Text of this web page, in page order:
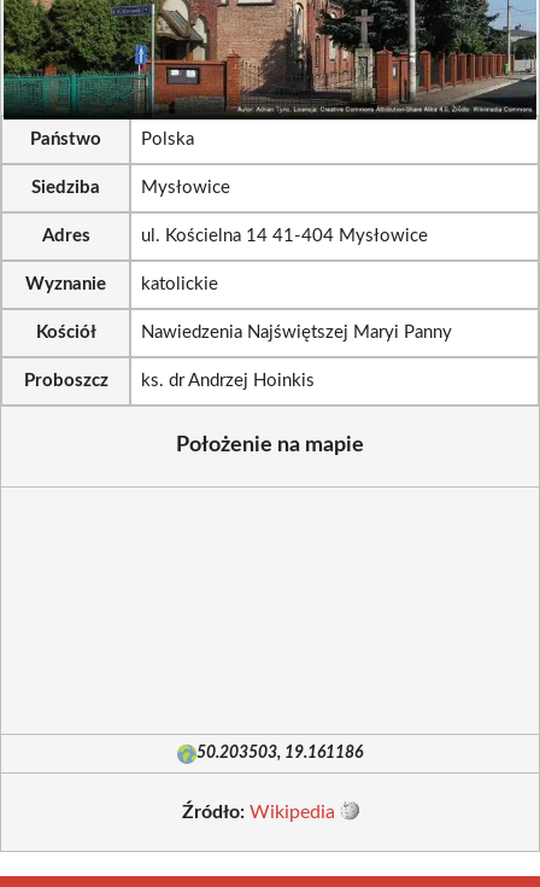
Państwo Polska
Siedziba Mysłowice
Adres ul. Kościelna 14 41-404 Mysłowice
Wyznanie katolickie
Kościół Nawiedzenia Najświętszej Maryi Panny
Proboszcz ks. dr Andrzej Hoinkis
Położenie na mapie
50.203503, 19.161186
Źródło: Wikipedia